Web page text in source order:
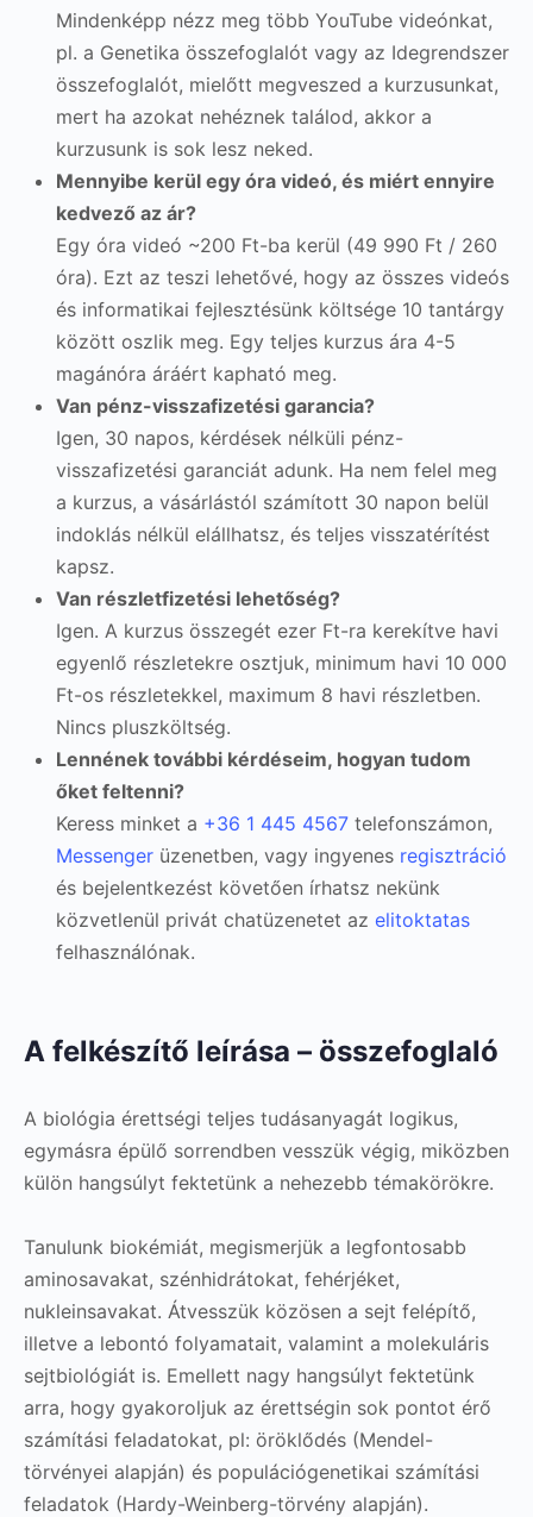
Mindenképp nézz meg több YouTube videónkat,
pl. a Genetika összefoglalót vagy az Idegrendszer
összefoglalót, mielőtt megveszed a kurzusunkat,
mert ha azokat nehéznek találod, akkor a
kurzusunk is sok lesz neked.
Mennyibe kerül egy óra videó, és miért ennyire
kedvező az ár?
Egy óra videó ~200 Ft-ba kerül (49 990 Ft / 260
óra). Ezt az teszi lehetővé, hogy az összes videós
és informatikai fejlesztésünk költsége 10 tantárgy
között oszlik meg. Egy teljes kurzus ára 4-5
magánóra áráért kapható meg.
Van pénz-visszafizetési garancia?
Igen, 30 napos, kérdések nélküli pénz-
visszafizetési garanciát adunk. Ha nem felel meg
a kurzus, a vásárlástól számított 30 napon belül
indoklás nélkül elállhatsz, és teljes visszatérítést
kapsz.
Van részletfizetési lehetőség?
Igen. A kurzus összegét ezer Ft-ra kerekítve havi
egyenlő részletekre osztjuk, minimum havi 10 000
Ft-os részletekkel, maximum 8 havi részletben.
Nincs pluszköltség.
Lennének további kérdéseim, hogyan tudom
őket feltenni?
Keress minket a +36 1 445 4567 telefonszámon,
Messenger üzenetben, vagy ingyenes regisztráció
és bejelentkezést követően írhatsz nekünk
közvetlenül privát chatüzenetet az elitoktatas
felhasználónak.
A felkészítő leírása – összefoglaló
A biológia érettségi teljes tudásanyagát logikus,
egymásra épülő sorrendben vesszük végig, miközben
külön hangsúlyt fektetünk a nehezebb témakörökre.
Tanulunk biokémiát, megismerjük a legfontosabb
aminosavakat, szénhidrátokat, fehérjéket,
nukleinsavakat. Átvesszük közösen a sejt felépítő,
illetve a lebontó folyamatait, valamint a molekuláris
sejtbiológiát is. Emellett nagy hangsúlyt fektetünk
arra, hogy gyakoroljuk az érettségin sok pontot érő
számítási feladatokat, pl: öröklődés (Mendel-
törvényei alapján) és populációgenetikai számítási
feladatok (Hardy-Weinberg-törvény alapján).